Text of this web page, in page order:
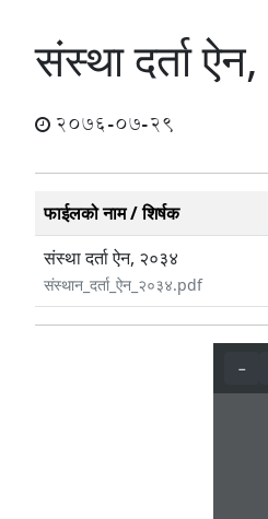
संस्था दर्ता
2076-07-29
फाईलको नाम / शिर्षक
संस्था दर्ता ऐन, २०३४
संस्थान_दर्ता_ऐन_२०३४.pdf